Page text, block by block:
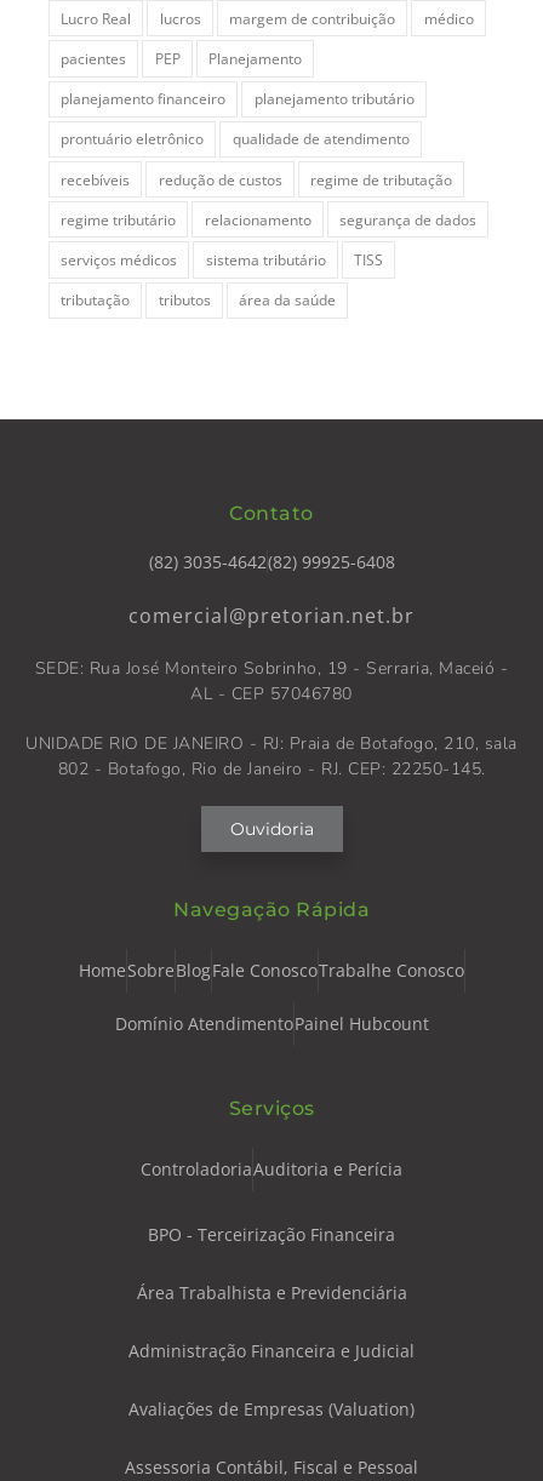
Lucro Real
lucros margem de contribuição
médico
pacientes
PEP
Planejamento
planejamento financeiro
planejamento tributário
prontuário eletrônico
qualidade de atendimento
recebíveis
redução de custos
regime de tributação
regime tributário
relacionamento
segurança de dados
serviços médicos
sistema tributário
TISS
tributação
tributos área da saúde
Contato
(82) 3035-4642(82) 99925-6408
comercial@pretorian.net.br
SEDE: Rua José Monteiro Sobrinho, 19 - Serraria, Maceió -
AL - CEP 57046780
UNIDADE RIO DE JANEIRO - RJ: Praia de Botafogo, 210, sala
802 - Botafogo, Rio de Janeiro - RJ. CEP: 22250-145.
Ouvidoria
Navegação Rápida
HomeSobreBlogFale ConoscoTrabalhe Conosco
Domínio AtendimentoPainel Hubcount
Serviços
ControladoriaAuditoria e Perícia
BPO - Terceirização Financeira
Área Trabalhista e Previdenciária
Administração Financeira e Judicial
Avaliações de Empresas (Valuation)
Assessoria Contábil, Fiscal e Pessoal